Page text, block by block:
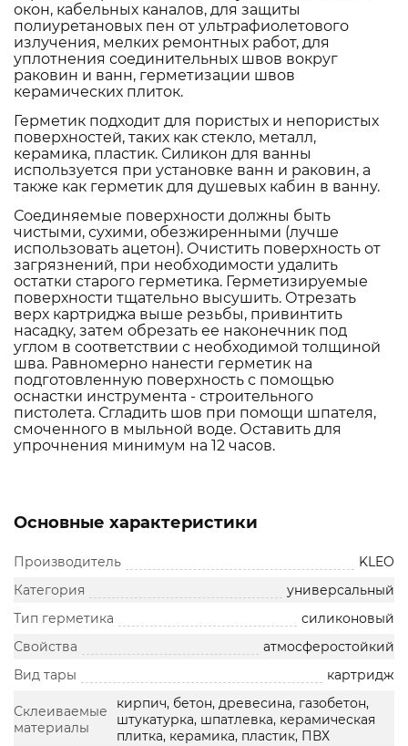
окон, кабельных каналов, для защиты
полиуретановых пен от ультрафиолетового
излучения, мелких ремонтных работ, для
уплотнения соединительных швов вокруг
раковин и ванн, герметизации швов
керамических плиток.
Герметик подходит для пористых и непористых
поверхностей, таких как стекло, металл,
керамика, пластик. Силикон для ванны
используется при установке ванн и раковин, а
также как герметик для душевых кабин в ванну.
Соединяемые поверхности должны быть
чистыми, сухими, обезжиренными (лучше
использовать ацетон). Очистить поверхность от
загрязнений, при необходимости удалить
остатки старого герметика. Герметизируемые
поверхности тщательно высушить. Отрезать
верх картриджа выше резьбы, привинтить
насадку, затем обрезать ее наконечник под
углом в соответствии с необходимой толщиной
шва. Равномерно нанести герметик на
подготовленную поверхность с помощью
оснастки инструмента - строительного
пистолета. Сгладить шов при помощи шпателя,
смоченного в мыльной воде. Оставить для
упрочнения минимум на 12 часов.
Основные характеристики
Производитель
KLEO
Категория
универсальный
Тип герметика
силиконовый
Свойства
атмосферостойкий
Вид тары
картридж
Склеиваемые
материалы
кирпич, бетон, древесина, газобетон,
штукатурка, шпатлевка, керамическая
плитка, керамика, пластик, ПВХ